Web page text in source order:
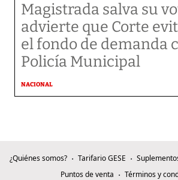
Magistrada salva su
advierte que Corte
el fondo de demanda
Policía Municipal
NACIONAL
¿Quiénes somos? Tarifario GESE
Puntos de venta
Términos y